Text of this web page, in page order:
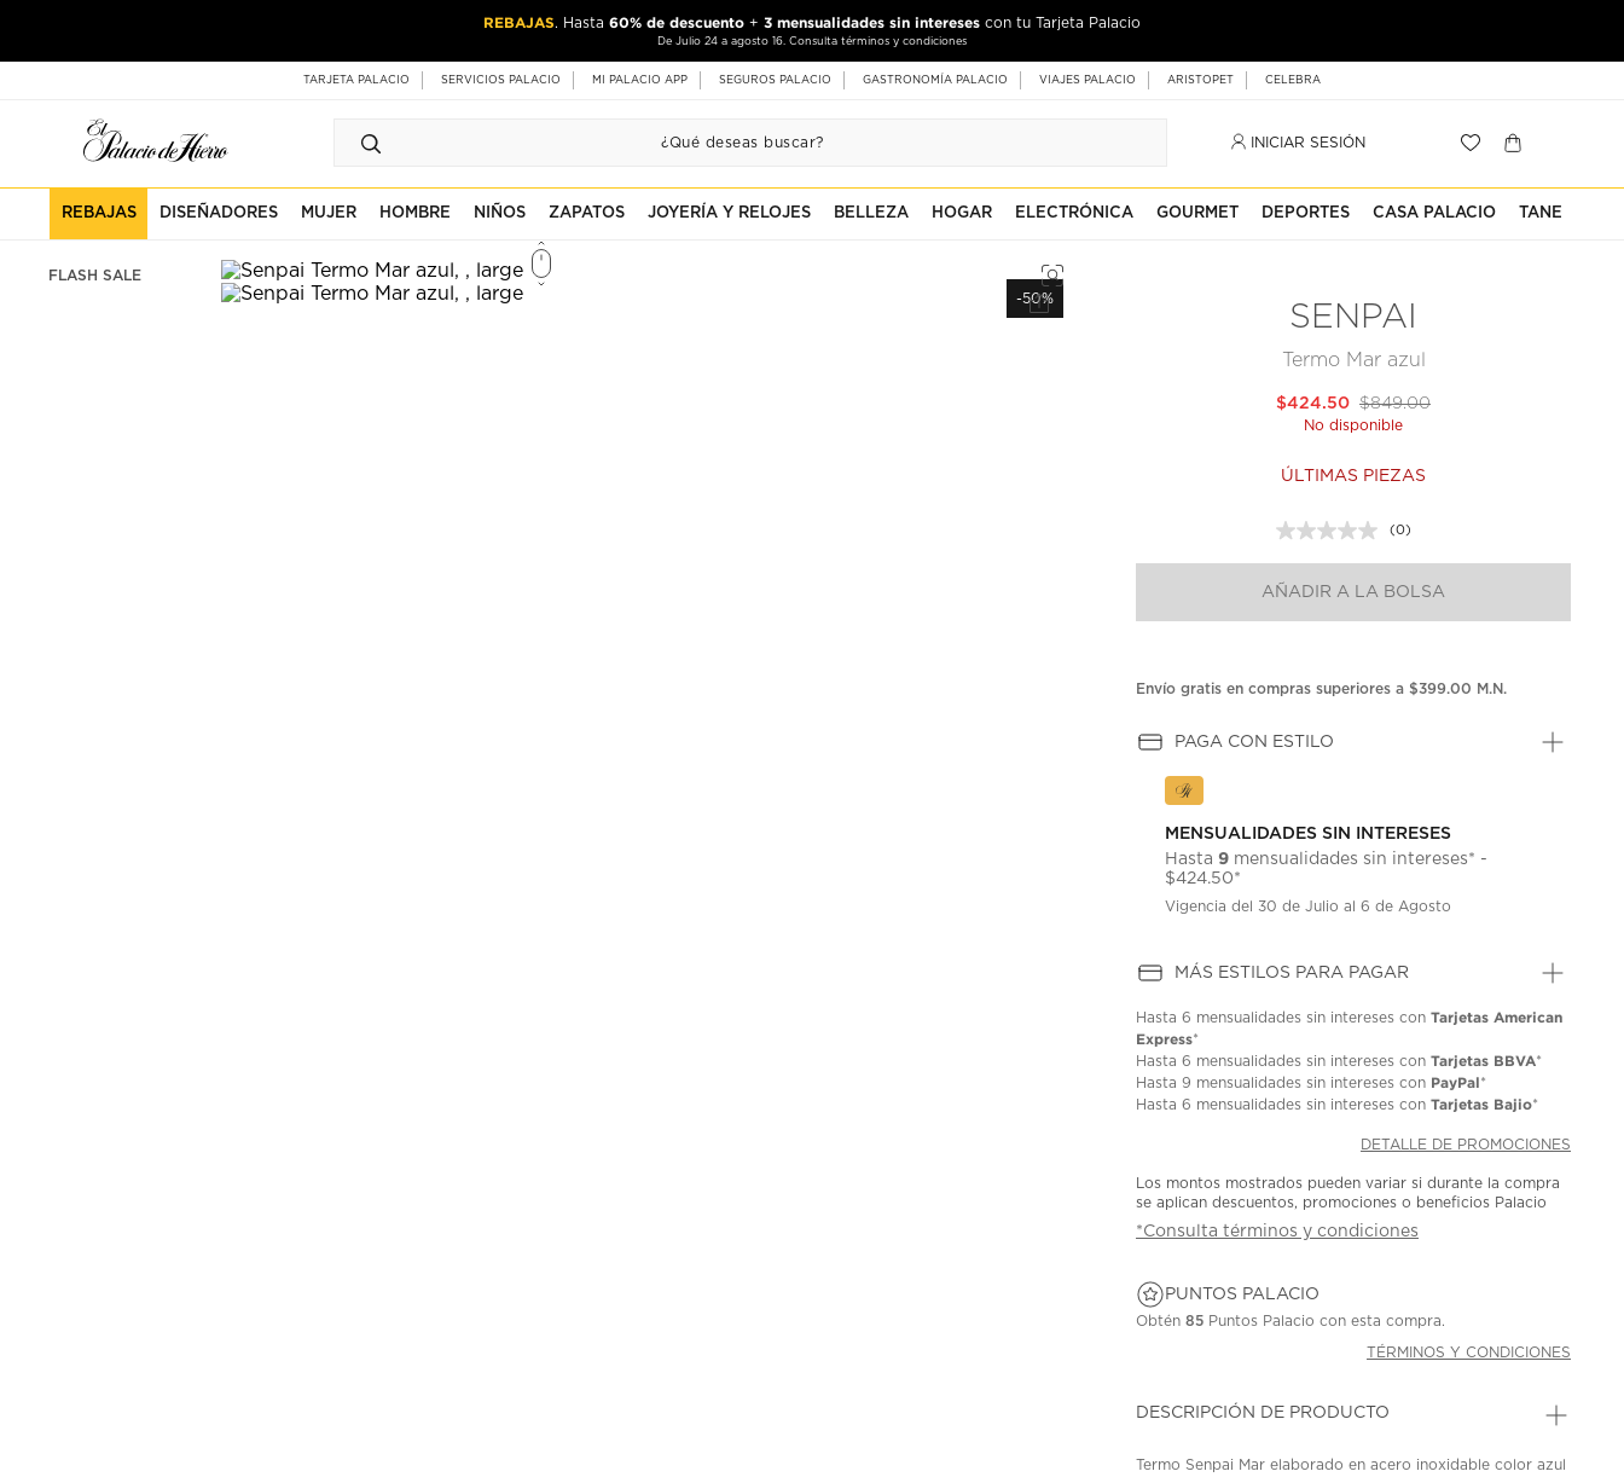
REBAJAS. Hasta 60% de descuento + 3 mensualidades sin intereses con tu Tarjeta Palacio
De Julio 24 a agosto 16. Consulta términos y condiciones
TARJETA PALACIO SERVICIOS PALACIO MI PALACIO APP SEGUROS PALACIO GASTRONOMÍA PALACIO VIAJES PALACIO ARISTOPET CELEBRA
INICIAR SESIÓN
REBAJAS DISEÑADORES MUJER HOMBRE NIÑOS ZAPATOS JOYERÍA Y RELOJES BELLEZA HOGAR ELECTRÓNICA GOURMET DEPORTES CASA PALACIO TANE
FLASH SALE
-50%
SENPAI
Termo Mar azul
$849.00
$424.50
No disponible
ÚLTIMAS PIEZAS
Sin
puntuación.
en
la
(0)
AÑADIR A LA BOLSA
Envío gratis en compras superiores a $399.00 M.N.
PAGA CON ESTILO
MENSUALIDADES SIN INTERESES
Hasta9 mensualidades sin intereses* -
$424.50*
Vigencia del 30 de Julio al 6 de Agosto
MÁS ESTILOS PARA PAGAR
Hasta6 mensualidades sin intereses conTarjetas American
Express*
Hasta6 mensualidades sin intereses conTarjetas BBVA*
Hasta9 mensualidades sin intereses con PayPal*
Hasta6 mensualidades sin intereses conTarjetas Bajio*
DETALLE DE PROMOCIONES
Los montos mostrados pueden variar si durante la compra
se aplican descuentos, promociones o beneficios Palacio
*Consulta términos y condiciones
PUNTOS PALACIO
Obtén85 Puntos Palacio con esta compra.
TÉRMINOS Y CONDICIONES
DESCRIPCIÓN DE PRODUCTO
Termo Senpai Mar elaborado en acero inoxidable color azul